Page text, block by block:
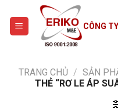
content
CÔNG
TRANG CHỦ / SẢN
THẺ “RƠ LE ÁP